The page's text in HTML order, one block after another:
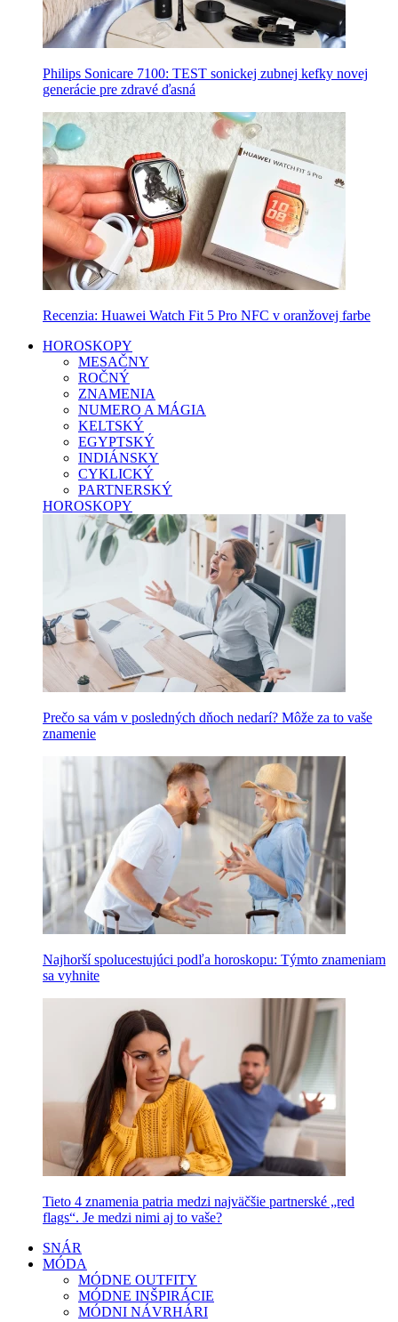
Philips Sonicare 7100: TEST sonickej zubnej kefky novej
generácie pre zdravé ďasná
Recenzia: Huawei Watch Fit 5 Pro NFC v oranžovej farbe
HOROSKOPY
MESAČNY
ROČNÝ
ZNAMENIA
NUMERO A MÁGIA
KELTSKÝ
EGYPTSKÝ
INDIÁNSKY
CYKLICKÝ
PARTNERSKÝ
HOROSKOPY
Prečo sa vám v posledných dňoch nedarí? Môže za to vaše
znamenie
Najhorší spolucestujúci podľa horoskopu: Týmto znameniam
sa vyhnite
Tieto 4 znamenia patria medzi najväčšie partnerské „red
flags“. Je medzi nimi aj to vaše?
SNÁR
MÓDA
MÓDNE OUTFITY
MÓDNE INŠPIRÁCIE
MÓDNI NÁVRHÁRI